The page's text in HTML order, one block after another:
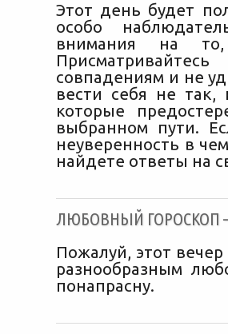
Этот день будет
особо
внимания на
совпадениям и не
вести себя не так,
которые
выбранном пути.
неуверенность в
найдете ответы на
ЛЮБОВНЫЙ ГОРОСКОП —
Пожалуй, этот
разнообразным
понапрасну.